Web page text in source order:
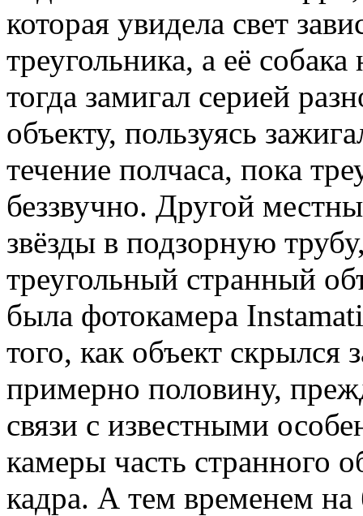
которая увидела свет
треугольника, а её
тогда замигал серией
объекту, пользуясь
течение полчаса, пока
беззвучно. Другой
звёзды в подзорную
треугольный странный
была фотокамера
того, как объект скрылся
примерно половину,
связи с известными
камеры часть странного
кадра. А тем временем на